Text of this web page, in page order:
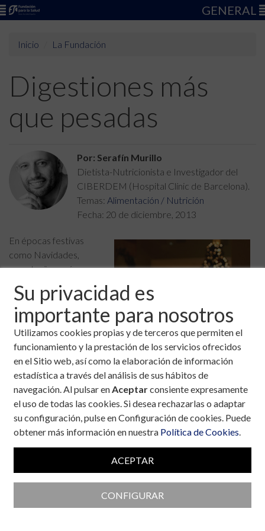
Su privacidad es
importante para nosotros
Utilizamos cookies propias y de terceros que permiten el
funcionamiento y la prestación de los servicios ofrecidos
en el Sitio web, así como la elaboración de información
estadística a través del análisis de sus hábitos de
navegación. Al pulsar enAceptarconsiente expresamente
el uso de todas las cookies. Si desea rechazarlas o adaptar
su configuración, pulse en Configuración de cookies. Puede
obtener más información en nuestra Política de Cookies.
ACEPTAR
CONFIGURAR
GENERAL
Inicio La Fundación
Digestiones más
que pesadas
Por: Serafín Murillo
Dietista-Nutricionista e Investigador del
CIBERDEM (Hospital Clínic de Barcelona).
Temas: Alimentación / Nutrición
Fecha: 20 de diciembre, 2013
En épocas festivas
como Navidades,
cumpleaños, así como en
cualquier otra
celebración a lo largo del
año, se reúnen en la
mesa grandes
cantidades de alimento,
seguramente algo más
de lo que cualquier
organismo pueda
necesitar. El resultado es claro, acumular algo más de peso de
lo deseado.
Este puede ser el pensamiento de la mayor parte de la
fijan en el efecto de estas comidas sobre sus glucemias. No
siempre es fácil adaptar las dosis deinsulinaa este tipo de
inoportunos cambios de laglucemiaque hagan que la digestión